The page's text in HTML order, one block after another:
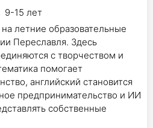
9-15 лет
летние образовательные
Переславля. Здесь
с творчеством и
помогает
английский становится
предпринимательство и ИИ
собственные